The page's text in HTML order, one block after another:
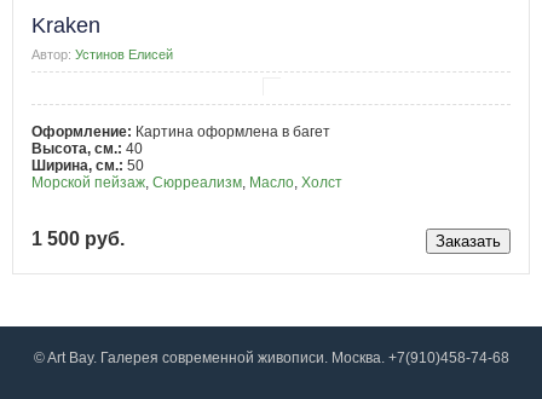
Kraken
Автор: Устинов Елисей
Оформление: Картина оформлена в багет
Высота, см.: 40
Ширина, см.: 50
Морской пейзаж Сюрреализм Масло Холст
1 500 руб.
© Art Bay. Галерея современной живописи. Москва. +7(910)458-74-68